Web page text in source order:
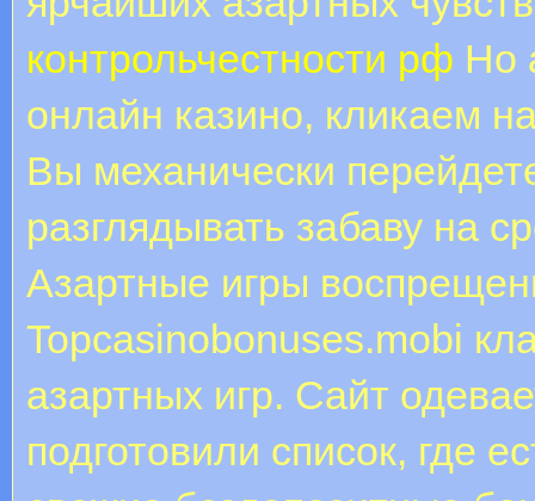
контрольчестности рф Но
онлайн казино, кликаем
Вы механически
разглядывать забаву на
Азартные игры
Topcasinobonuses.mobi
азартных игр. Сайт
подготовили список, где